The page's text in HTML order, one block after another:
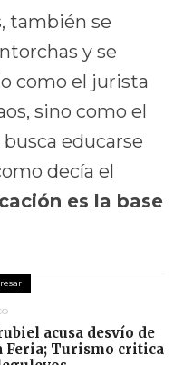
también se
y se
como el jurista
sino como el
educarse
decía el
es la base
acusa desvío de
Feria; Turismo critica